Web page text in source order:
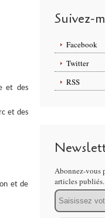
et des
et des
et de
Suivez-
Facebook
Twitter
RSS
Abonnez-vous
articles publiés.
Email